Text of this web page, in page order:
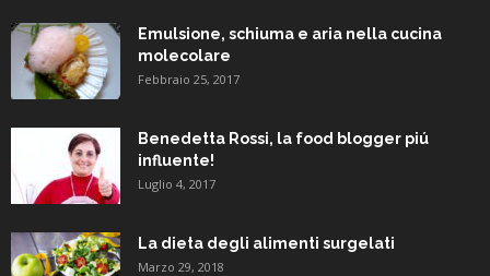
Emulsione, schiuma e aria nella cucina
molecolare
Febbraio 25, 2017
Benedetta Rossi, la food blogger piú
influente!
Luglio 4, 2017
La dieta degli alimenti surgelati
Marzo 29, 2018